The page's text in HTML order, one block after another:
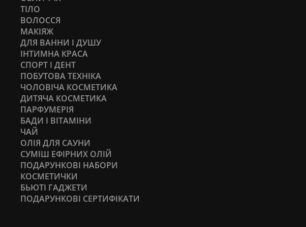
ТІЛО
ВОЛОССЯ
МАКІЯЖ
ДЛЯ ВАННИ І ДУШУ
ІНТИМНА КРАСА
СПОРТ І ДЕНТ
ПОБУТОВА ТЕХНІКА
ЧОЛОВІЧА КОСМЕТИКА
ДИТЯЧА КОСМЕТИКА
ПАРФУМЕРІЯ
БАДИ І ВІТАМІНИ
ЧАЙ
ОЛІЯ ДЛЯ САУНИ
СУМІШ ЕФІРНИХ ОЛІЙ
ПОДАРУНКОВІ НАБОРИ
КОСМЕТИЧКИ
БЬЮТІ ГАДЖЕТИ
ПОДАРУНКОВІ СЕРТИФІКАТИ